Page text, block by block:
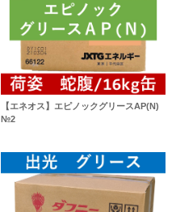
【エネオス】エピノックグリースAP(N)
№2